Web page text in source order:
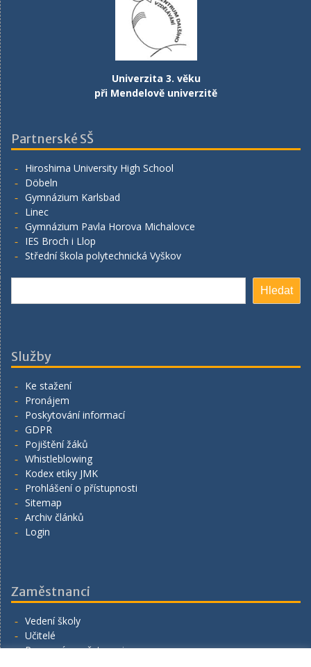
Univerzita 3. věku
při Mendelově univerzitě
Partnerské SŠ
Hiroshima University High School
Döbeln
Gymnázium Karlsbad
Linec
Gymnázium Pavla Horova Michalovce
IES Broch i Llop
Střední škola polytechnická Vyškov
Hledat
Služby
Ke stažení
Pronájem
Poskytování informací
GDPR
Pojištění žáků
Whistleblowing
Kodex etiky JMK
Prohlášení o přístupnosti
Sitemap
Archiv článků
Login
Zaměstnanci
Vedení školy
Učitelé
Provozní zaměstnanci